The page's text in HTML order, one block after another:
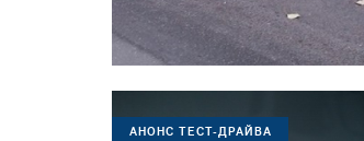
АНОНС ТЕСТ-ДРАЙВА